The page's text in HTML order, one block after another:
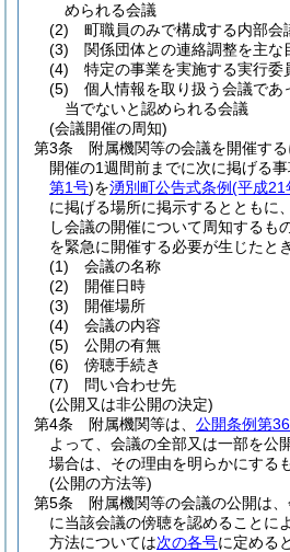
められる会議
(2)
町職員のみで構成する内部会
(3)
関係団体との連絡調整を主な
(4)
特定の事業を実施する実行委
(5)
個人情報を取り扱う会議であ
当でないと認められる会議
(会議開催の周知)
第3条
附属機関等の会議を開催す
開催の1週間前までに次に掲げる
第1号)を湧別町公告式条例(平成21
に掲げる場所に掲示するとともに
し会議の開催について周知するも
を緊急に開催する必要が生じたと
(1)
会議の名称
(2)
開催日時
(3)
開催場所
(4)
会議の内容
(5)
公開の有無
(6)
傍聴手続き
(7)
問い合わせ先
(公開又は非公開の決定)
第4条
附属機関等は、 公開条例第
よって、会議の全部又は一部を公
場合は、その理由を明らかにする
(公開の方法等)
第5条
附属機関等の会議の公開は
に当該会議の傍聴を認めることに
方法については次の各号に定める